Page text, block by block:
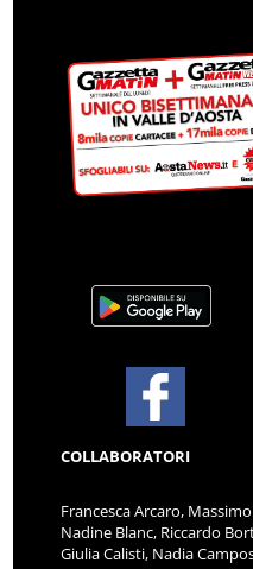
COLLABORATORI
Francesca Arcaro,
Nadine Blanc, Riccardo
Giulia Calisti, Nadia